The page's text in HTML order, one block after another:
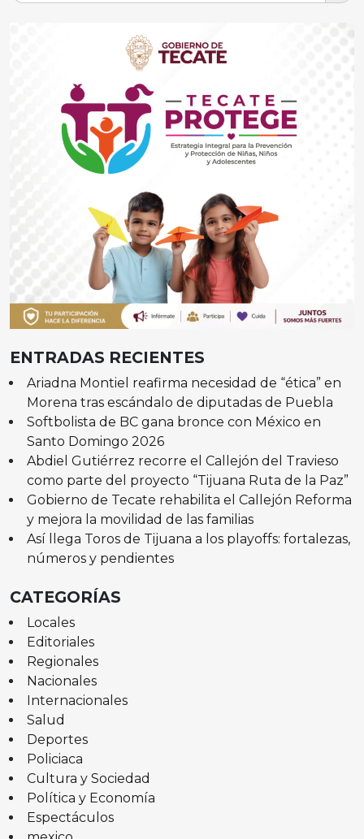
ENTRADAS RECIENTES
Ariadna Montiel reafirma necesidad de “ética” en
Morena tras escándalo de diputadas de Puebla
Softbolista de BC gana bronce con México en
Santo Domingo 2026
Abdiel Gutiérrez recorre el Callejón del Travieso
como parte del proyecto “Tijuana Ruta de la Paz”
Gobierno de Tecate rehabilita el Callejón Reforma
y mejora la movilidad de las familias
Así llega Toros de Tijuana a los playoffs: fortalezas,
números y pendientes
CATEGORÍAS
Locales
Editoriales
Regionales
Nacionales
Internacionales
Salud
Deportes
Policiaca
Cultura y Sociedad
Política y Economía
Espectáculos